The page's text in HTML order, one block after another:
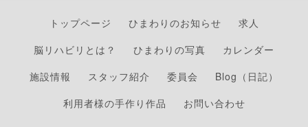
トップページ ひまわりのお知らせ
求人
脳リハビリとは？
ひまわりの写真
カレンダー
施設情報
スタッフ紹介 委員会
Blog（日記）
利用者様の手作り作品
お問い合わせ